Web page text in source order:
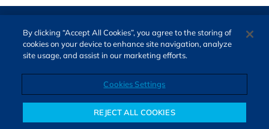
O Bora Investir, site de notícias e educação financeira da B3,
oferece notícias e conteúdos especializados sobre o mercado
By clicking “Accept All Cookies”, you agree to the storing of
cookies on your device to enhance site navigation, analyze
site usage, and assist in our marketing efforts.
Cookies Settings
REJECT ALL COOKIES